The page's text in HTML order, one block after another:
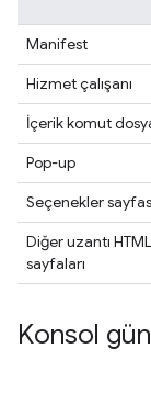
Manifest
Hizmet çalışanı
İçerik komut
Pop-up
Seçenekler
Diğer uzantı HTML
sayfaları
Konsol